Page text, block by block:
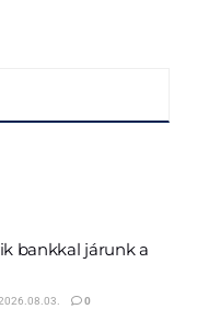
bankkal járunk a
0